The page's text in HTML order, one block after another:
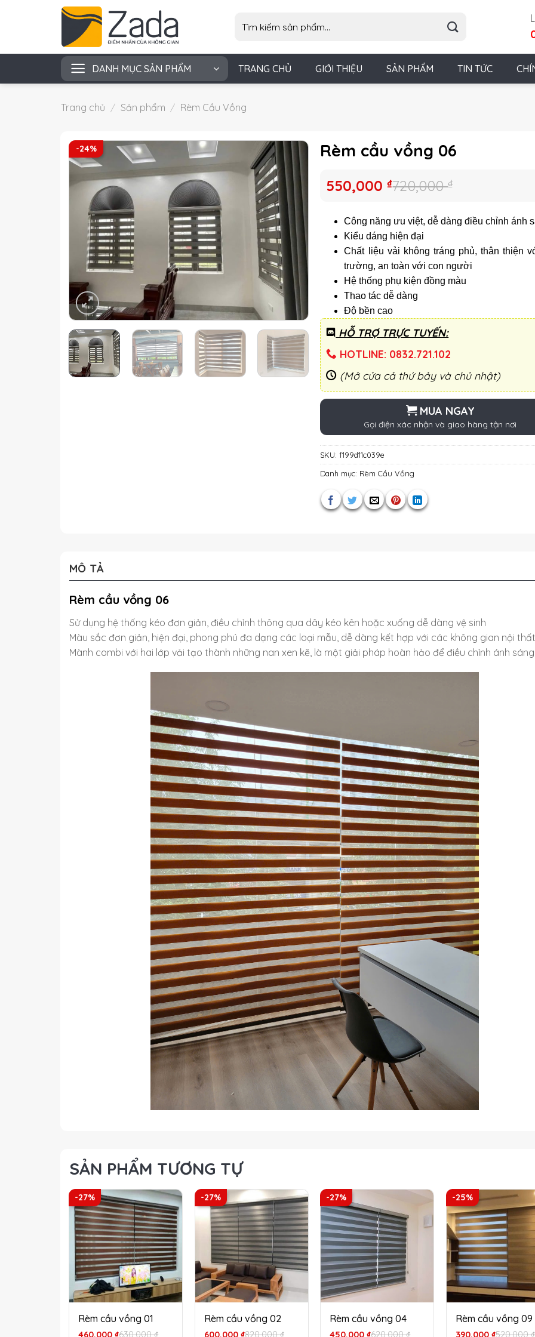
kiếm:
DANH MỤC SẢN PHẨM TRANG CHỦ GIỚI THIỆU SẢN PHẨM TIN TỨC
Trang chủ / Sản phẩm / Rèm Cầu Vồng
-24% Rèm cầu vồng 06
720,000₫
Giá
720,000 ₫.
550,000₫
Giá
hiện
là:
550,000 ₫.
Công năng ưu việt, dễ dàng điều chỉnh ánh
Kiểu dáng hiện đại
Chất liệu vải không tráng phủ, thân thiện
trường, an toàn với con người
Hệ thống phụ kiện đồng màu
Thao tác dễ dàng
Độ bền cao
HỖ TRỢ TRỰC TUYẾN:
HOTLINE: 0832.721.102
(Mở cửa cả thứ bảy và chủ nhật)
MUA NGAY
Gọi điện xác nhận và giao hàng tận nơi
SKU:f199d11c039e
Danh mục: Rèm Cầu Vồng
MÔ TẢ
Rèm cầu vồng 06
Sử dụng hệ thống kéo đơn giản, điều chỉnh thông qua dây kéo kên hoặc xuống dễ dàng vệ sinh
Màu sắc đơn giản, hiện đại, phong phú đa dạng các loại mẫu, dễ dàng kết hợp với các không gian nội
Mành combi với hai lớp vải tạo thành những nan xen kẽ, là một giải pháp hoàn hảo để điều chỉnh ánh
SẢN PHẨM TƯƠNG TỰ
-27%
Rèm cầu vồng 01
630,000₫
Giá
460,000₫
Giá
-27%
Rèm cầu vồng 02
820,000₫
Giá
600,000 ₫
Giá
-27%
Rèm cầu vồng 04
620,000₫
Giá
450,000₫
Giá
-25%
Rèm cầu vồng 09
520,000₫
Giá
390,000₫
Giá